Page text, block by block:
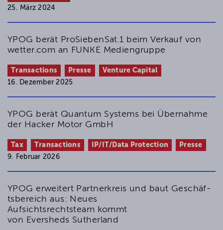
25. März 2024
YPOG berät ProSiebenSat.1 beim Verkauf von
wetter.com an FUNKE Mediengruppe
Transactions Presse
Venture Capital
16. Dezember 2025
YPOG berät Quantum Systems bei Übernahme
der Hacker Motor GmbH
Tax Transactions IP/IT/Data Protection
Presse
9. Februar 2026
YPOG erweitert Partnerkreis und baut Geschäf­
tsbereich aus: ­­Neues
Aufsichtsrechtsteam kommt
von Eversheds Sutherland